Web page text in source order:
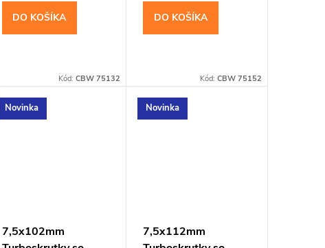
DO KOŠÍKA
Kód:CBW 75132
DO KOŠÍKA
Kód: CBW 75152
Novinka
7,5x102mm
Novinka
7,5x112mm